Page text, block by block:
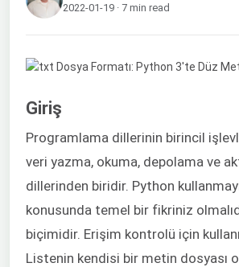
2022-01-19 · 7 min read
Giriş
Programlama dillerinin birincil
veri yazma, okuma, depolama ve
dillerinden biridir. Python
konusunda temel bir fikriniz
biçimidir. Erişim kontrolü için
Listenin kendisi bir metin dosyası